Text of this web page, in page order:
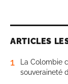
ARTICLES
1
La Colombie
souveraineté